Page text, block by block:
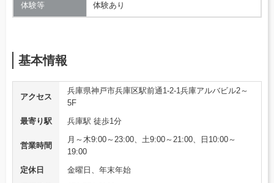
体験等 体験あり
基本情報
アクセス
兵庫県神戸市兵庫区駅前通1-2-1兵庫アルバビル2～
5F
最寄り駅
兵庫駅 徒歩1分
営業時間
月～木9:00～23:00、土9:00～21:00、日10:00～
19:00
定休日
金曜日、年末年始